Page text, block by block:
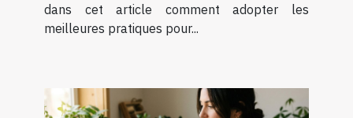
dans cet article comment adopter les
meilleures pratiques pour...